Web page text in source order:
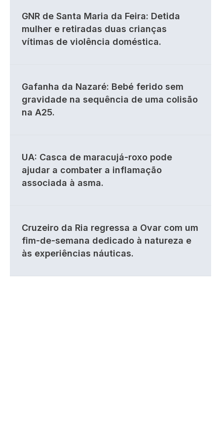
GNR de Santa Maria da Feira: Detida
mulher e retiradas duas crianças
vítimas de violência doméstica.
Gafanha da Nazaré: Bebé ferido sem
gravidade na sequência de uma colisão
na A25.
UA: Casca de maracujá-roxo pode
ajudar a combater a inflamação
associada à asma.
Cruzeiro da Ria regressa a Ovar com um
fim-de-semana dedicado à natureza e
às experiências náuticas.